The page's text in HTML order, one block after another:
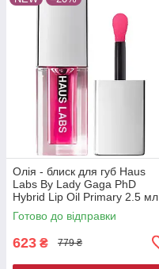
Олія - блиск для губ Haus
Labs By Lady Gaga PhD
Hybrid Lip Oil Primary 2.5 мл
Готово до відправки
623 ₴ 779 ₴